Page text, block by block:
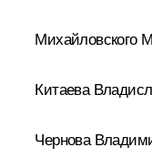
Михайловского
Китаева
Чернова